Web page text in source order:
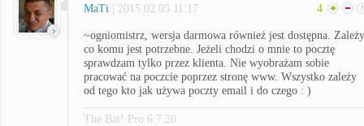
MaTi | 2015.02.05 11:17 4
~ogniomistrz, wersja darmowa również jest dostępna. Zależy
co komu jest potrzebne. Jeżeli chodzi o mnie to pocztę
sprawdzam tylko przez klienta. Nie wyobrażam sobie
pracować na poczcie poprzez stronę www. Wszystko zależy
od tego kto jak używa poczty email i do czego : )
The Bat! Pro 6.7.20